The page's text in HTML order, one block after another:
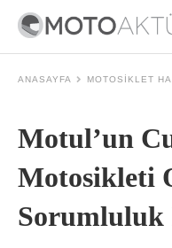
ANASAYFA MOTOSIKLET
Motul’un
Motosikleti
Sorumluluk